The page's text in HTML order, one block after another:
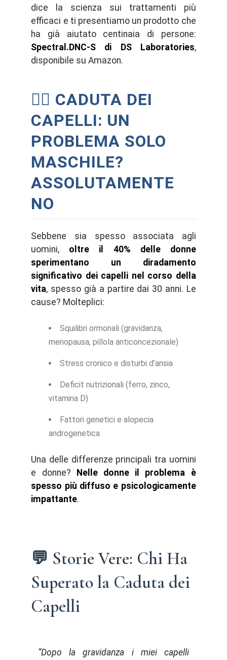
dice la scienza sui trattamenti più
efficaci e ti presentiamo un prodotto che
ha già aiutato centinaia di persone:
Spectral.DNC-S di DS Laboratories,
disponibile su Amazon.
👩‍⚕️ CADUTA DEI
CAPELLI: UN
PROBLEMA SOLO
MASCHILE?
ASSOLUTAMENTE
NO
Sebbene sia spesso associata agli
uomini, oltre il 40% delle donne
sperimentano un diradamento
significativo dei capelli nel corso della
vita, spesso già a partire dai 30 anni. Le
cause? Molteplici:
Squilibri ormonali (gravidanza,
menopausa, pillola anticoncezionale)
Stress cronico e disturbi d’ansia
Deficit nutrizionali (ferro, zinco,
vitamina D)
Fattori genetici e alopecia
androgenetica
Una delle differenze principali tra uomini
e donne?
Nelle donne il problema è
spesso più diffuso e psicologicamente
impattante.
💬 Storie Vere: Chi Ha
Superato la Caduta dei
Capelli
“Dopo la gravidanza i miei capelli